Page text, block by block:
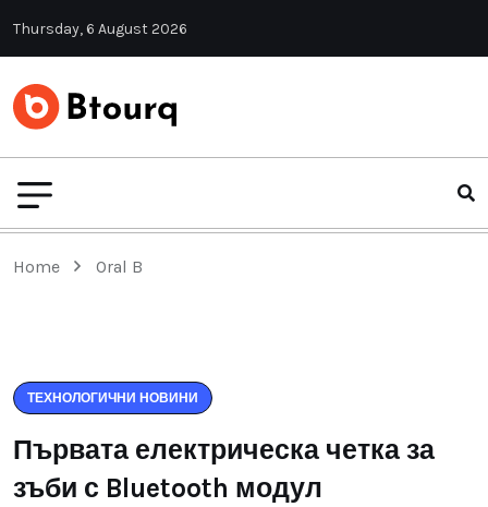
Thursday, 6 August 2026
Home Oral B
ТЕХНОЛОГИЧНИ НОВИНИ
Първата електрическа четка за
зъби с Bluetooth модул